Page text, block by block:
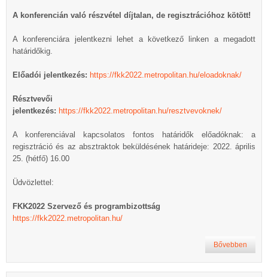
A konferencián való részvétel díjtalan, de regisztrációhoz kötött!
A konferenciára jelentkezni lehet a következő linken a megadott
határidőkig.
Előadói jelentkezés: https://fkk2022.metropolitan.hu/eloadoknak/
Résztvevői
jelentkezés: https://fkk2022.metropolitan.hu/resztvevoknek/
A konferenciával kapcsolatos fontos határidők előadóknak: a
regisztráció és az absztraktok beküldésének határideje: 2022. április
25. (hétfő) 16.00
Üdvözlettel:
FKK2022 Szervező és programbizottság
https://fkk2022.metropolitan.hu/
Bővebben